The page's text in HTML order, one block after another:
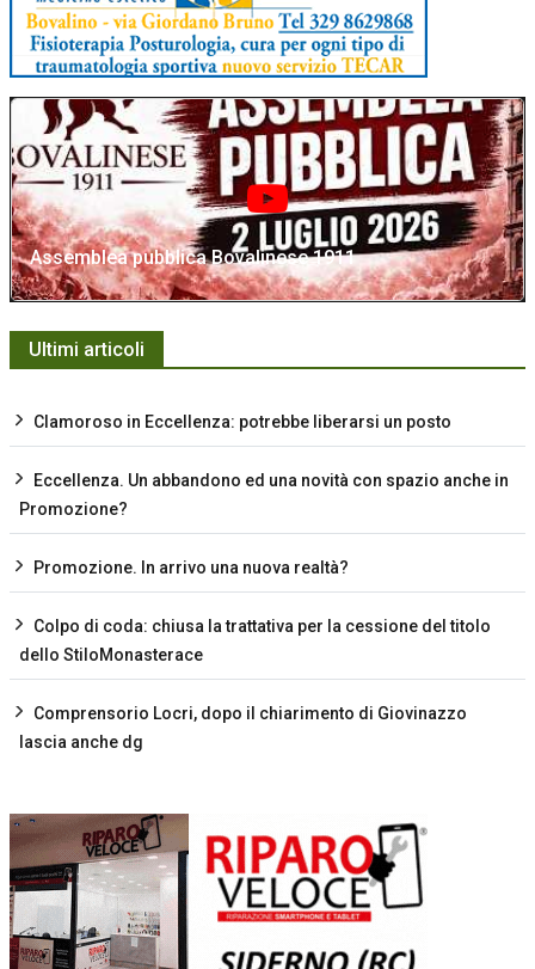
Assemblea pubblica Bovalinese 1911
Ultimi articoli
Clamoroso in Eccellenza: potrebbe liberarsi un posto
Eccellenza. Un abbandono ed una novità con spazio anche in
Promozione?
Promozione. In arrivo una nuova realtà?
Colpo di coda: chiusa la trattativa per la cessione del titolo
dello StiloMonasterace
Comprensorio Locri, dopo il chiarimento di Giovinazzo
lascia anche dg